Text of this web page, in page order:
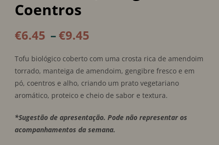
Coentros
€6.45 – €9.45
Tofu biológico coberto com uma crosta rica de amendoim
torrado, manteiga de amendoim, gengibre fresco e em
pó, coentros e alho, criando um prato vegetariano
aromático, proteico e cheio de sabor e textura.
*Sugestão de apresentação. Pode não representar os
acompanhamentos da semana.